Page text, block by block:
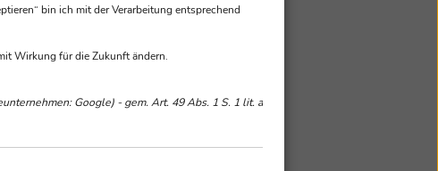
bin ich mit der Verarbeitung entsprechend
Wirkung für die Zukunft ändern.
Google) - gem. Art. 49 Abs. 1 S. 1 lit. a